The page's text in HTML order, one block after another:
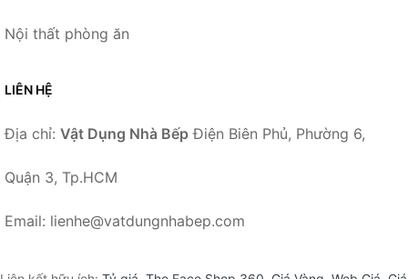
Nội thất phòng ăn
LIÊN HỆ
Địa chỉ: Vật Dụng Nhà Bếp Điện Biên Phủ, Phường 6,
Quận 3, Tp.HCM
Email: lienhe@vatdungnhabep.com